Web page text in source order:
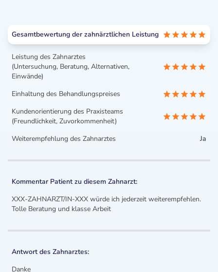
Gesamtbewertung der zahnärztlichen Leistung
Leistung des Zahnarztes
(Untersuchung, Beratung, Alternativen,
Einwände)
Einhaltung des Behandlungspreises
Kundenorientierung des Praxisteams
(Freundlichkeit, Zuvorkommenheit)
Weiterempfehlung des Zahnarztes
Ja
Kommentar Patient zu diesem Zahnarzt:
XXX-ZAHNARZT/IN-XXX würde ich jederzeit weiterempfehlen.
Tolle Beratung und klasse Arbeit
Antwort des Zahnarztes:
Danke